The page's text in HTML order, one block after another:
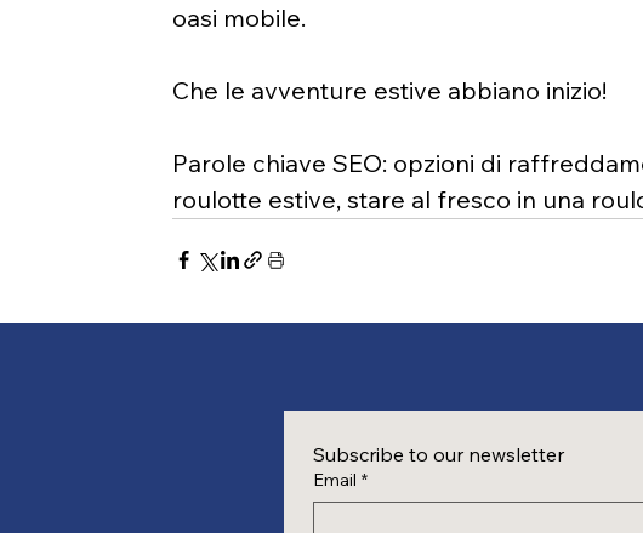
oasi mobile.
Che le avventure estive abbiano inizio!
Parole chiave SEO: opzioni di
roulotte estive, stare al fresco in una
Subscribe to our newsletter
Email *